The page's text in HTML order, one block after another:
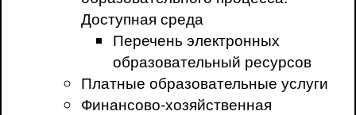
Доступная среда
Перечень электронных
образовательный ресурсов
Платные образовательные услуги
Финансово-хозяйственная